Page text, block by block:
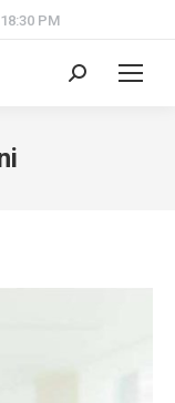
PM
Cerca: